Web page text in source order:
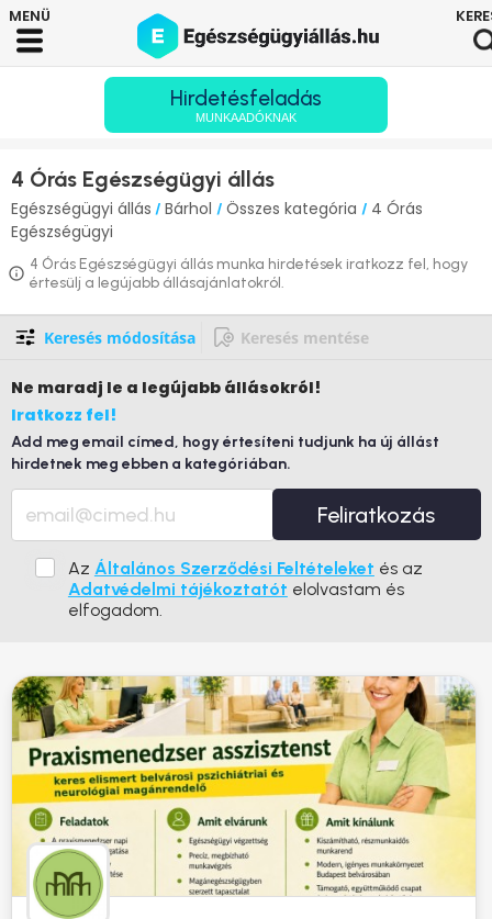
Hirdetésfeladás
MUNKAADÓKNAK
4 Órás Egészségügyi állás
Egészségügyi állás / Bárhol / Összes kategória / 4 Órás
Egészségügyi
4 Órás Egészségügyi állás munka hirdetések iratkozz fel, hogy
értesülj a legújabb állásajánlatokról.
Keresés módosítása Keresés mentése
Ne maradj le a legújabb állásokról!
Iratkozz fel!
Add meg email címed, hogy értesíteni tudjunk ha új állást
hirdetnek meg ebben a kategóriában.
Feliratkozás
Az Általános Szerződési Feltételeket és az
Adatvédelmi tájékoztatót elolvastam és
elfogadom.